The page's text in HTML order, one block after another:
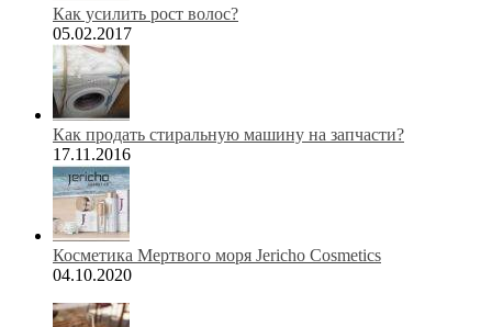
Как усилить рост волос?
05.02.2017
Как продать стиральную машину на запчасти?
17.11.2016
Косметика Мертвого моря Jericho Cosmetics
04.10.2020